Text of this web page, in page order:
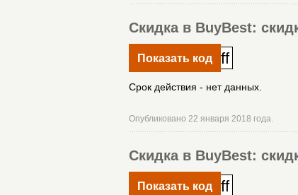
Скидка в BuyBest:
Показать код ff
Срок действия - нет данных.
Опубликовано 22 января 2018 года.
Скидка в BuyBest:
Показать код ff